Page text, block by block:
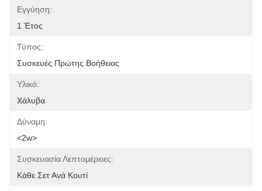
Εγγύηση:
1 Έτος
Τύπος:
Συσκευές Πρώτης Βοήθειας
Υλικό:
Χάλυβα
Δύναμη:
<2w>
Συσκευασία Λεπτομέρειες:
Κάθε Σετ Ανά Κουτί